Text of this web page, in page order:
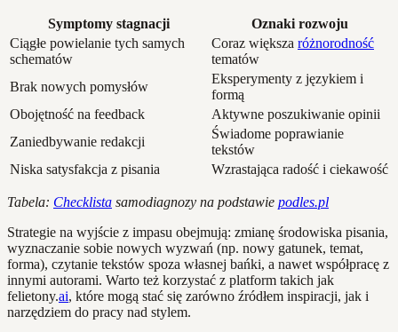
Symptomy stagnacji
Oznaki rozwoju
Ciągłe powielanie tych samych
schematów
Coraz większa różnorodność
tematów
Brak nowych pomysłów
Eksperymenty z językiem i
formą
Obojętność na feedback
Aktywne poszukiwanie opinii
Zaniedbywanie redakcji
Świadome poprawianie
tekstów
Niska satysfakcja z pisania
Wzrastająca radość i ciekawość
Tabela: Checklista samodiagnozy na podstawie podles.pl
Strategie na wyjście z impasu obejmują: zmianę środowiska pisania,
wyznaczanie sobie nowych wyzwań (np. nowy gatunek, temat,
forma), czytanie tekstów spoza własnej bańki, a nawet współpracę z
innymi autorami. Warto też korzystać z platform takich jak
felietony.ai, które mogą stać się zarówno źródłem inspiracji, jak i
narzędziem do pracy nad stylem.